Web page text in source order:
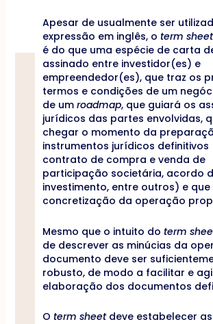
Apesar de usualmente ser
expressão em inglês, o term sheet
é do que uma espécie de carta
assinado entre investidor(es) e
empreendedor(es), que traz os
termos e condições de um
de um roadmap, que guiará os
jurídicos das partes envolvidas,
chegar o momento da
instrumentos jurídicos definitivos
contrato de compra e venda de
participação societária, acordo
investimento, entre outros) e
concretização da operação
Mesmo que o intuito do term
de descrever as minúcias da
documento deve ser
robusto, de modo a facilitar e
elaboração dos documentos
O term sheetdeve estabelecer